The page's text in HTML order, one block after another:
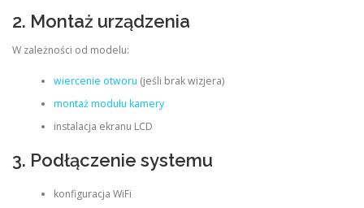
2. Montaż urządzenia
W zależności od modelu:
wiercenie otworu (jeśli brak wizjera)
montaż modułu kamery
instalacja ekranu LCD
3. Podłączenie systemu
konfiguracja WiFi